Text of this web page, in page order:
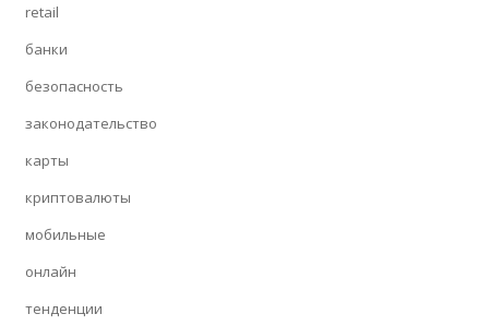
retail
банки
безопасность
законодательство
карты
криптовалюты
мобильные
онлайн
тенденции